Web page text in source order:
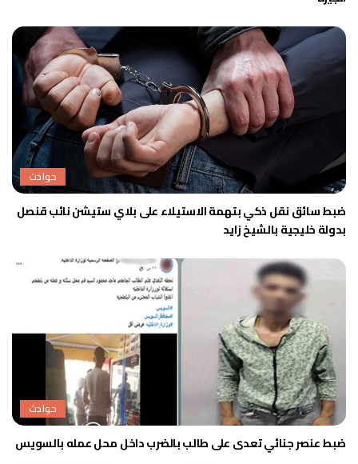
حوادث
ضبط سائق نقل ذكي بتهمة الاستيلاء على بلاي ستيشن نائب قنصل
بدولة خليجية بالشيخ زايد
حوادث
ضبط عنصر جنائي تعدى على طالب بالضرب داخل محل عمله بالسويس